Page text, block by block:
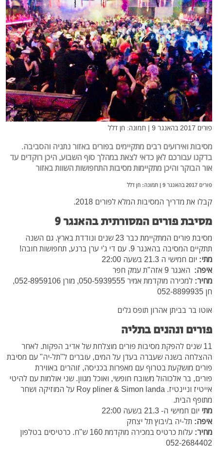
פורים 2017 בהאנגר 9 | תמונה: חן דלל
מסיבות ואירועים רבים מתקיימים בפורים באזור נתניה והסביבה.
בדקנו עבורכם לאן כדאי לצאת במהלך סוף השבוע, היכן רוקדים עד
אור הבוקר והיכן מתקיימות מסיבות התחפושות השוות באזור
פורים 2017 בהאנגר 9 | תמונה: חן דלל
קבלו את מדריך המסיבות המלא לפורים 2018.
מסיבת פורים המסורתית בהאנגר 9
מסיבת פורים המתקיימת כבר 23 שנים ונודדת בארץ. גם השנה
תתקיים המסיבה בהאנגר 9. עם די ג'י ערן ברנע, תחפושות חובה!
מתי: יום חמישי ה 21.3 בשעה 22:00
איפה: האנגר 9 אזה"ת עמק חפר
מחיר:
למכירה מוקדמת אמיר 050-5939555, מורן 052-8959106,
חן 052-8899935
אוטו בר בביתן אהרון תופס גלים
פורים ונהנים בתליה
11 שנים להפקת מסיבות פורים מוצלחת של אדיב הפקות. לאחר
ההצלחה בשנה שעברה בעדן על המים, עוברים ל"תל-יה" עם מסיבת
פורים מושקעת בטרוף עם מאפרות בכניסה, זוהרים באווירת
פורים, בר אלכוהול משובח חופשי, ואוכל מגוון. שני אולמות עם להיטי
אייטיז וניינטיז. Roy pliner & Simon landa על המוזיקה ושחר
מתופף הבית.
מתי יום חמישי ה- 21.3 בשעה 22:00
איפה: תל-יה ב/יבוץ תל יצחק
מחיר:
עלות כרטיס במכירה מוקדמת 160 ש"ח. כרטיסים בטלפון
052-2684402